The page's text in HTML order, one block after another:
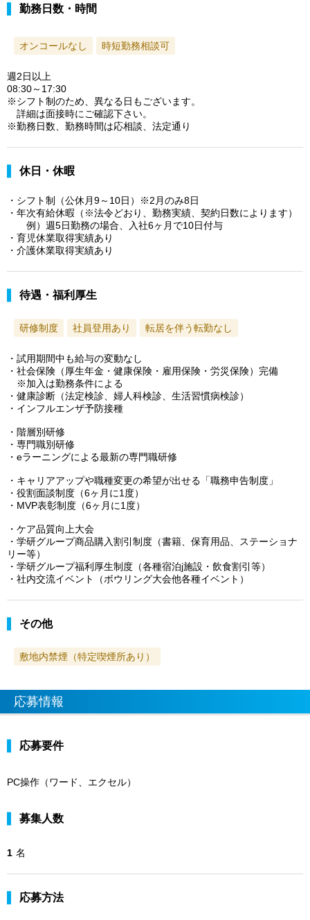
勤務日数・時間
オンコールなし 時短勤務相談可
週2日以上
08:30～17:30
※シフト制のため、異なる日もございます。
詳細は面接時にご確認下さい。
※勤務日数、勤務時間は応相談、法定通り
休日・休暇
・シフト制（公休月9～10日）※2月のみ8日
・年次有給休暇（※法令どおり、勤務実績、契約日数によります）
例）週5日勤務の場合、入社6ヶ月で10日付与
・育児休業取得実績あり
・介護休業取得実績あり
待遇・福利厚生
研修制度 社員登用あり 転居を伴う転勤なし
・試用期間中も給与の変動なし
・社会保険（厚生年金・健康保険・雇用保険・労災保険）完備
※加入は勤務条件による
・健康診断（法定検診、婦人科検診、生活習慣病検診）
・インフルエンザ予防接種
・階層別研修
・専門職別研修
・eラーニングによる最新の専門職研修
・キャリアアップや職種変更の希望が出せる「職務申告制度」
・役割面談制度（6ヶ月に1度）
・MVP表彰制度（6ヶ月に1度）
・ケア品質向上大会
・学研グループ商品購入割引制度（書籍、保育用品、ステーショナ
リー等）
・学研グループ福利厚生制度（各種宿泊j施設・飲食割引等）
・社内交流イベント（ボウリング大会他各種イベント）
その他
敷地内禁煙（特定喫煙所あり）
応募情報
応募要件
PC操作（ワード、エクセル）
募集人数
1 名
応募方法